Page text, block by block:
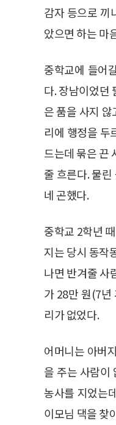
감자 등으로 끼
았으면 하는 마
중학교에 들어
다. 장남이었던
은 품을 사지
리에 행정을 두
드는데 묶은 끈
줄 흐른다. 물
네 곤했다.
중학교 2학년
지는 당시 동작
나면 반겨줄 사
가 28만 원(7년
리가 없었다.
어머니는 아버
을 주는 사람이
농사를 지었는
이모님 댁을 찾